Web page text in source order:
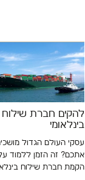
להקים חברת שילוח
בינלאומי
עסקי העולם הגדול
אתכם? זה הזמן ללמוד
הקמת חברת שילוח